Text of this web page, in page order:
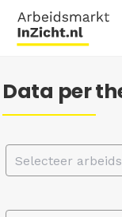
Data per
Selecteer